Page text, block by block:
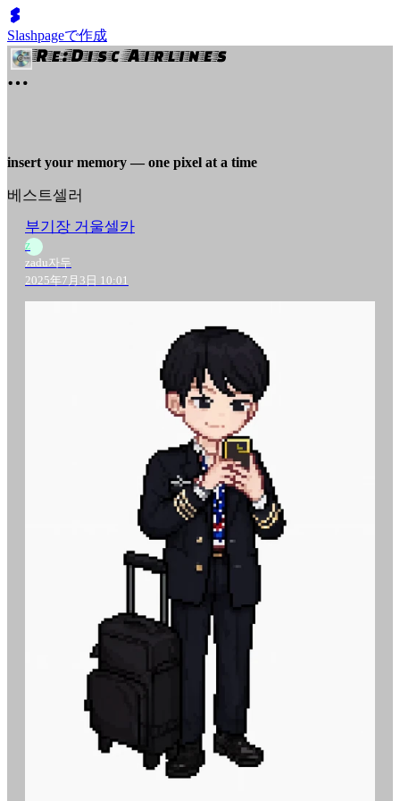
Slashpageで作成
insert your memory — one pixel at a time
베스트셀러
부기장 거울셀카
Z
zadu자두
2025年7月3日 10:01